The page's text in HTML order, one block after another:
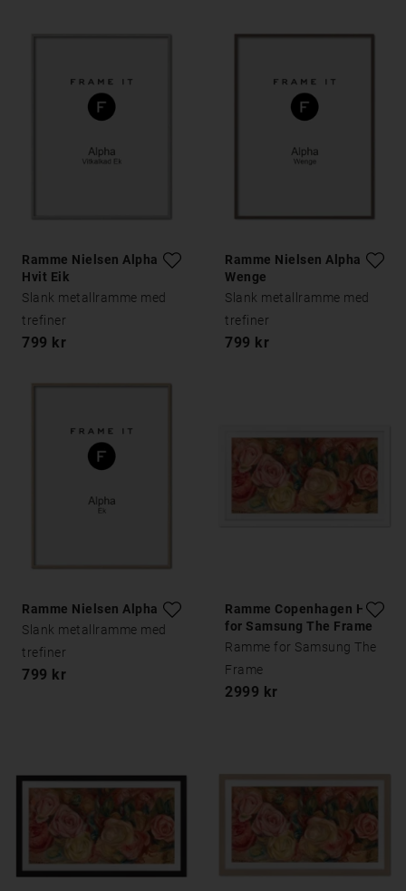
Ramme Nielsen Alpha
Hvit Eik
Slank metallramme med
trefiner
799 kr
Ramme Nielsen Alpha
Wenge
Slank metallramme med
trefiner
799 kr
Ramme Nielsen Alpha Eik
Slank metallramme med
trefiner
799 kr
Ramme Copenhagen Hvit
for Samsung The Frame
Ramme for Samsung The
Frame
2999 kr